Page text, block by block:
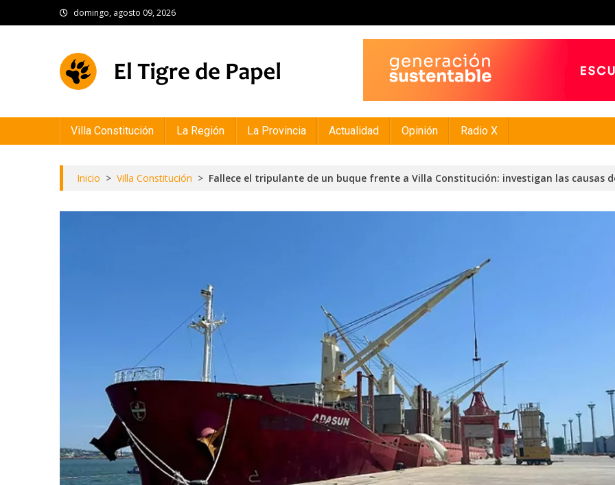
to
domingo, agosto 09, 2026
Villa Constitución La Región La Provincia Actualidad Opinión Radio X
Inicio > Villa Constitución > Fallece el tripulante de un buque frente a Villa Constitución: investigan las causas